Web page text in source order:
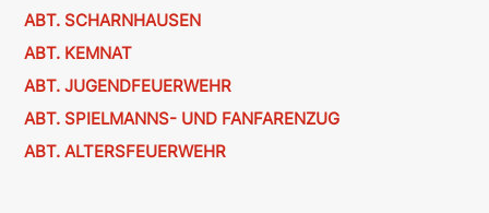
ABT. SCHARNHAUSEN
ABT. KEMNAT
ABT. JUGENDFEUERWEHR
ABT. SPIELMANNS- UND FANFARENZUG
ABT. ALTERSFEUERWEHR